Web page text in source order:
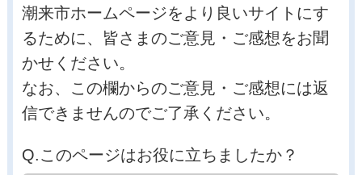
潮来市ホームページをより良いサイトにす
るために、皆さまのご意見・ご感想をお聞
かせください。
なお、この欄からのご意見・ご感想には返
信できませんのでご了承ください。
Q.このページはお役に立ちましたか？